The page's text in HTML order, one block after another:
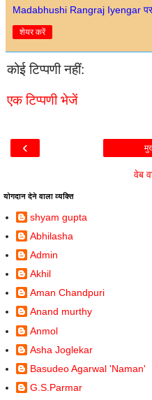
Madabhushi Rangraj Iyengar
शेयर करें
कोई टिप्पणी नहीं:
एक टिप्पणी भेजें
‹
वेब
योगदान देने वाला व्यक्ति
shyam gupta
Abhilasha
Admin
Akhil
Aman Chandpuri
Anand murthy
Anmol
Asha Joglekar
Basudeo Agarwal 'Naman'
G.S.Parmar